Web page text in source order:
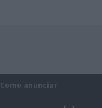
Como anunciar